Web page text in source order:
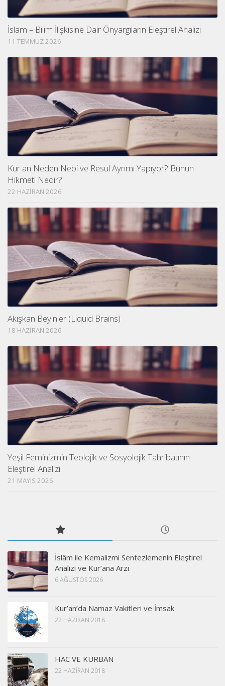
İslam – Bilim İlişkisine Dair Önyargıların Eleştirel Analizi
11 TEMMUZ 2026
Kur an Neden Nebi ve Resul Ayrımı Yapıyor? Bunun
Hikmeti Nedir?
22 HAZIRAN 2026
Akışkan Beyinler (Liquid Brains)
18 HAZIRAN 2026
Yeşil Feminizmin Teolojik ve Sosyolojik Tahribatının
Eleştirel Analizi
21 MAYIS 2026
İslâm ile Kemalizmi Sentezlemenin Eleştirel
Analizi ve Kur’ana Arzı
6 AĞUSTOS 2026
Kur’an’da Namaz Vakitleri ve İmsak
22 HAZIRAN 2018
HAC VE KURBAN
22 HAZIRAN 2018